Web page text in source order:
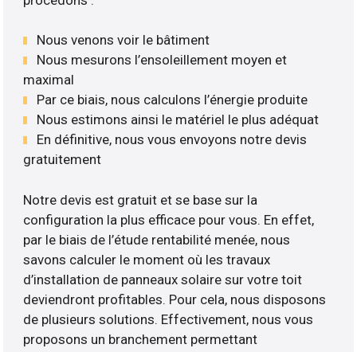
Nous venons voir le bâtiment
Nous mesurons l’ensoleillement moyen et
maximal
Par ce biais, nous calculons l’énergie produite
Nous estimons ainsi le matériel le plus adéquat
En définitive, nous vous envoyons notre devis
gratuitement
Notre devis est gratuit et se base sur la
configuration la plus efficace pour vous. En effet,
par le biais de l’étude rentabilité menée, nous
savons calculer le moment où les travaux
d’installation de panneaux solaire sur votre toit
deviendront profitables. Pour cela, nous disposons
de plusieurs solutions. Effectivement, nous vous
proposons un branchement permettant